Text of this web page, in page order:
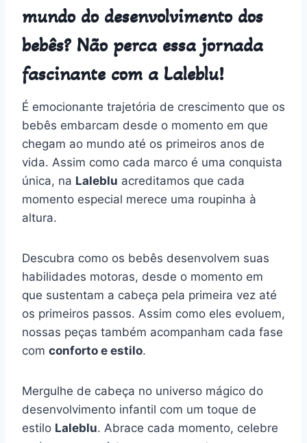
mundo do desenvolvimento dos
bebês? Não perca essa jornada
fascinante com a Laleblu!
É emocionante trajetória de crescimento que os
bebês embarcam desde o momento em que
chegam ao mundo até os primeiros anos de
vida. Assim como cada marco é uma conquista
única, na Laleblu acreditamos que cada
momento especial merece uma roupinha à
altura.
Descubra como os bebês desenvolvem suas
habilidades motoras, desde o momento em
que sustentam a cabeça pela primeira vez até
os primeiros passos. Assim como eles evoluem,
nossas peças também acompanham cada fase
com conforto e estilo.
Mergulhe de cabeça no universo mágico do
desenvolvimento infantil com um toque de
estilo Laleblu. Abrace cada momento, celebre